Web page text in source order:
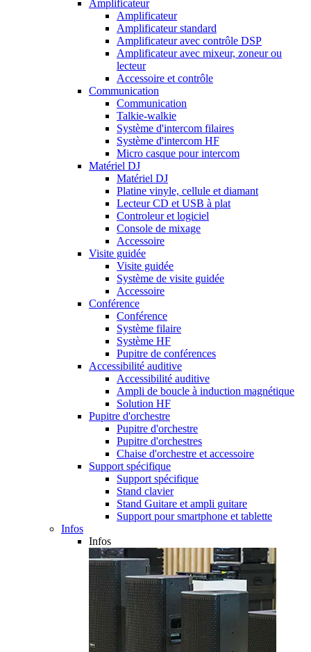
Amplificateur
Amplificateur
Amplificateur standard
Amplificateur avec contrôle DSP
Amplificateur avec mixeur, zoneur ou
lecteur
Accessoire et contrôle
Communication
Communication
Talkie-walkie
Système d'intercom filaires
Système d'intercom HF
Micro casque pour intercom
Matériel DJ
Matériel DJ
Platine vinyle, cellule et diamant
Lecteur CD et USB à plat
Controleur et logiciel
Console de mixage
Accessoire
Visite guidée
Visite guidée
Système de visite guidée
Accessoire
Conférence
Conférence
Système filaire
Système HF
Pupitre de conférences
Accessibilité auditive
Accessibilité auditive
Ampli de boucle à induction magnétique
Solution HF
Pupitre d'orchestre
Pupitre d'orchestre
Pupitre d'orchestres
Chaise d'orchestre et accessoire
Support spécifique
Support spécifique
Stand clavier
Stand Guitare et ampli guitare
Support pour smartphone et tablette
Infos
Infos